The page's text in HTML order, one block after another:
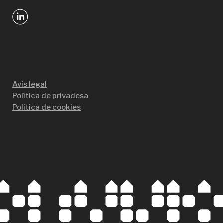
Avís legal
Política de privadesa
Política de cookies